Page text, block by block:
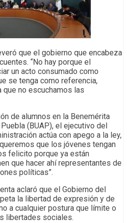
que el gobierno que encabeza
“No hay porque el
un acto consumado como
se tenga como referencia,
no escuchamos las
de alumnos en la Benemérita
(BUAP), el ejecutivo del
actúa con apego a la ley,
que los jóvenes tengan
felicito porque ya están
que hacer ahí representantes de
políticas”.
aclaró que el Gobierno del
la libertad de expresión y de
a cualquier postura que límite o
libertades sociales.